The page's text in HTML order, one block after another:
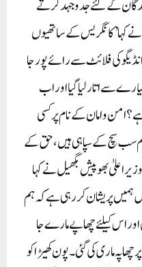
کے لئے جدوجہد کرتے
کہا ’کانگریس کے ساتھیوں
کی فلائٹ سے رائے پور جا
سے اتار لیا گیا اور اب
امن وامان کے نام پر کسی
سب سچ کے سپاہی ہیں، حق کے
اعلیٰ بھوپیش بگھیل نے کہا
پریشان کر رہی ہے کہ ہم
اور اس کیلئے چھاپے مارے جا
ماری کی گئی۔ پون کھیڑا کو